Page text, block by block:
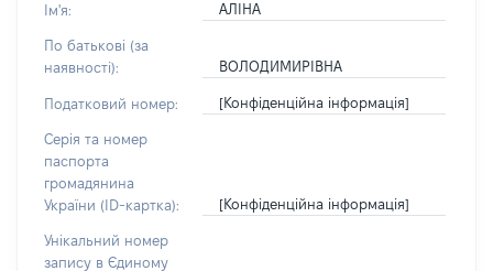
Ім'я: АЛІНА
По батькові (за
наявності):
ВОЛОДИМИРІВНА
Податковий номер: [Конфіденційна інформація]
Серія та номер
паспорта
громадянина
України (ID-картка):
[Конфіденційна інформація]
Унікальний номер
запису в Єдиному